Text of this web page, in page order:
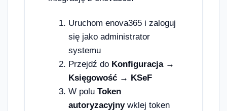
Uruchom enova365 i zaloguj
się jako administrator
systemu
Przejdź do Konfiguracja →
Księgowość → KSeF
W polu Token
autoryzacyjnywklej token